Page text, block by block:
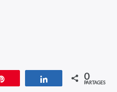
Partagez 0
PARTAGES